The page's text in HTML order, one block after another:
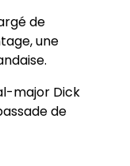
de
une
major Dick
de